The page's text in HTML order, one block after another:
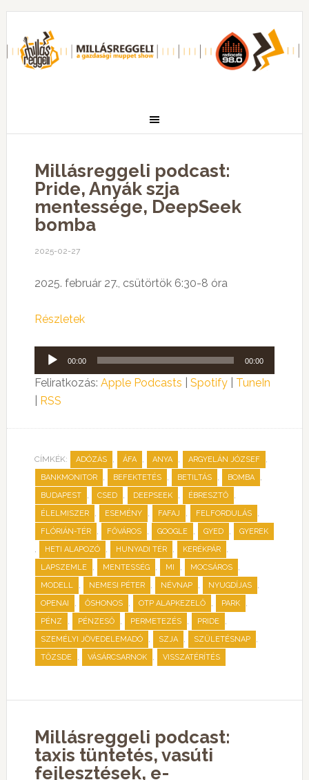
Millásreggeli podcast:
Pride, Anyák szja
mentessége, DeepSeek
bomba
2025-02-27
2025. február 27., csütörtök 6:30-8 óra
Részletek
Audió
lejátszó
00:00 00:00
Feliratkozás: Apple Podcasts Spotify| TuneIn
RSS
CÍMKÉK: ADÓZÁS , ÁFA , ANYA , ARGYELÁN JÓZSEF ,
BANKMONITOR , BEFEKTETÉS , BETILTÁS , BOMBA ,
BUDAPEST , CSED , DEEPSEEK , ÉBRESZTŐ ,
ÉLELMISZER , ESEMÉNY , FAFAJ , FELFORDULÁS ,
FLÓRIÁN-TÉR , FŐVÁROS , GOOGLE , GYED , GYEREK
, HETI ALAPOZÓ , HUNYADI TÉR , KERÉKPÁR ,
LAPSZEMLE , MENTESSÉG , MI , MOCSÁROS ,
MODELL , NEMESI PÉTER , NÉVNAP , NYUGDÍJAS ,
OPENAI , ŐSHONOS , OTP ALAPKEZELŐ , PARK ,
PÉNZ , PÉNZESŐ , PERMETEZÉS , PRIDE ,
SZEMÉLYI JÖVEDELEMADÓ , SZJA , SZÜLETÉSNAP ,
TŐZSDE , VÁSÁRCSARNOK , VISSZATÉRÍTÉS
Millásreggeli podcast:
taxis tüntetés, vasúti
fejlesztések, e-